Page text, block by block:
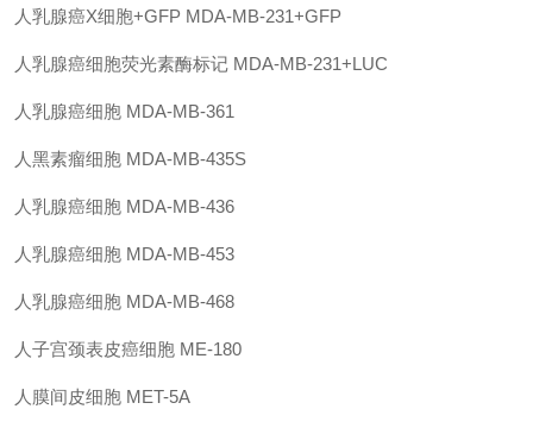
人乳腺癌X细胞+GFP MDA-MB-231+GFP
人乳腺癌细胞荧光素酶标记 MDA-MB-231+LUC
人乳腺癌细胞 MDA-MB-361
人黑素瘤细胞 MDA-MB-435S
人乳腺癌细胞 MDA-MB-436
人乳腺癌细胞 MDA-MB-453
人乳腺癌细胞 MDA-MB-468
人子宫颈表皮癌细胞 ME-180
人膜间皮细胞 MET-5A